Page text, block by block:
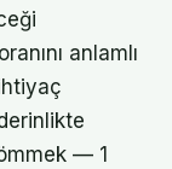
anlamlı
— 1